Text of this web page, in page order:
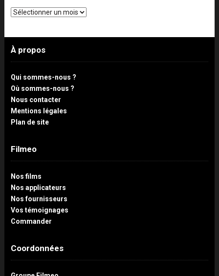
Archives
À propos
Qui sommes-nous ?
Où sommes-nous ?
Nous contacter
Mentions légales
Plan de site
Filmeo
Nos films
Nos applicateurs
Nos fournisseurs
Vos témoignages
Commander
Coordonnées